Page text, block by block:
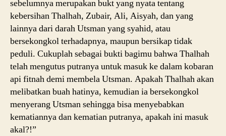
sebelumnya merupakan bukt yang nyata tentang
kebersihan Thalhah, Zubair, Ali, Aisyah, dan yang
lainnya dari darah Utsman yang syahid, atau
bersekongkol terhadapnya, maupun bersikap tidak
peduli. Cukuplah sebagai bukti bagimu bahwa Thalhah
telah mengutus putranya untuk masuk ke dalam kobaran
api fitnah demi membela Utsman. Apakah Thalhah akan
melibatkan buah hatinya, kemudian ia bersekongkol
menyerang Utsman sehingga bisa menyebabkan
kematiannya dan kematian putranya, apakah ini masuk
akal?!”